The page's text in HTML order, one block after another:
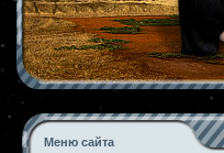
Меню сайта